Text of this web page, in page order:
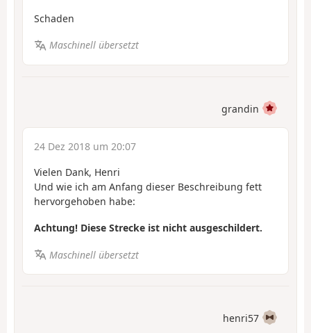
Schaden
Maschinell übersetzt
grandin
24 Dez 2018 um 20:07
Vielen Dank, Henri
Und wie ich am Anfang dieser Beschreibung fett
hervorgehoben habe:
Achtung! Diese Strecke ist nicht ausgeschildert.
Maschinell übersetzt
henri57